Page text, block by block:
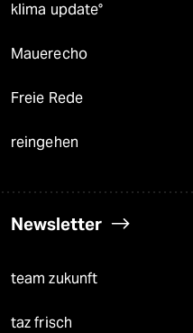
klima update°
Mauerecho
Freie Rede
reingehen
Newsletter
team zukunft
taz frisch